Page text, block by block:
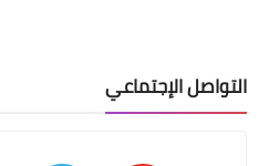
التواصل الإجتماعي